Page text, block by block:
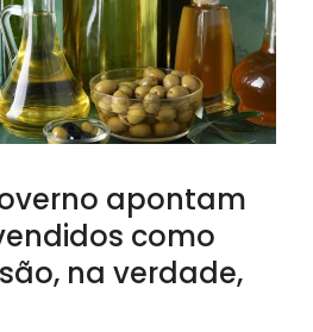
apontam
como
na verdade,